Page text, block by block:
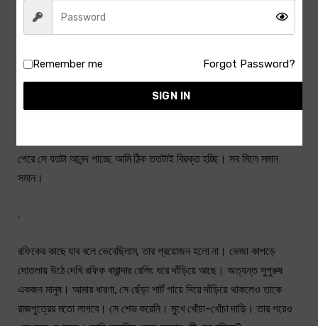
‘মাথায় দরদ ভালো জিনিস না। ময়নার বাবা মরল মাথার দরদে। ফাল্গুন মাসে আমারে
কথা? মাথার মইদ্যে দরদ হইছে বইল্যা কাম কামাই করবেন? যান কামে যান। তা
ধরেন মানুষটা গেল….।
পেরে সে যতটা আনন্দ পাচ্ছে আমি ঠিক ততটাই বিরক্ত হচ্ছি। সব মিলে সমান
সমান।
.
রফিকের কাছে যাব বলে ভেবেছিলাম, তার প্রয়োজন হলো না। ভেজা কাপড়ে
দোতলায় উঠে দেখি রফিক বারান্দার রেলিং ধরে দাঁড়িয়ে আছে। অত্যন্ত সুপুরুষ
একজন মানুষ। আমার ধারণা, সে ছেঁড়া শার্ট গায়ে দিয়ে দাঁড়িয়ে থাকলেও তাকে
রাজপুত্রের মতো লাগবে। সে শেভ করেনি। মুখে খোঁচা-খোঁচা দাড়ি। তার পরেও
Remember me Forgot Password?
SIGN IN